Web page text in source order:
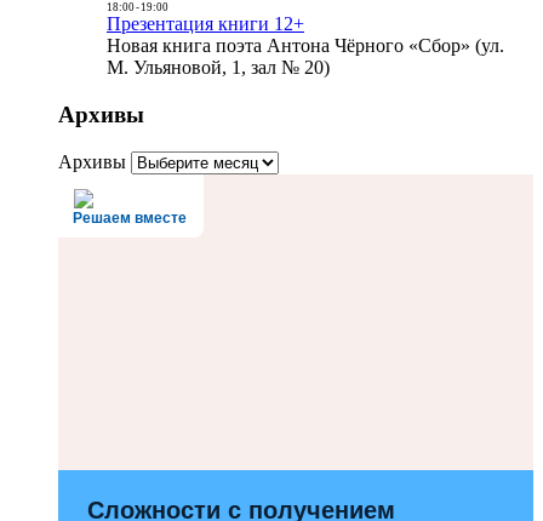
18:00- 19:00
Презентация книги 12+
Новая книга поэта Антона Чёрного «Сбор» (ул.
М. Ульяновой, 1, зал № 20)
Архивы
Архивы
Решаем вместе
Сложности с получением